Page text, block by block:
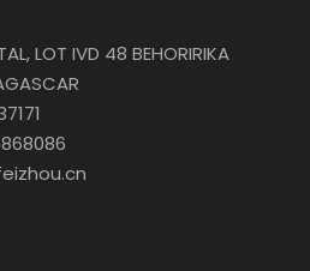
LOT IVD 48 BEHORIRIKA